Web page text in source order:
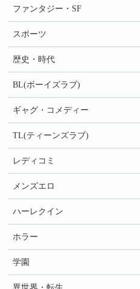
ファンタジー・SF
スポーツ
歴史・時代
BL(ボーイズラブ)
ギャグ・コメディー
TL(ティーンズラブ)
レディコミ
メンズエロ
ハーレクイン
ホラー
学園